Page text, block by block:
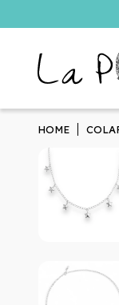
HOME